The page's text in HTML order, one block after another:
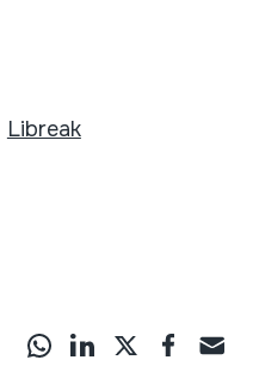
Libreak